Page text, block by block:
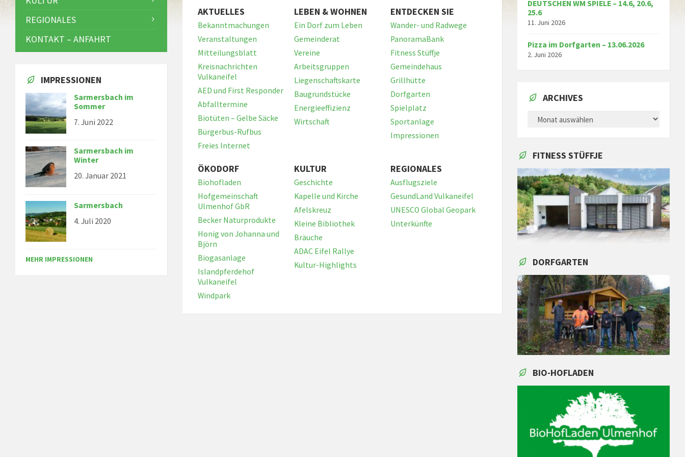
AKTUELLES
Bekanntmachungen
Veranstaltungen
Mitteilungsblatt
Kreisnachrichten
Vulkaneifel
AED und First Responder
Abfalltermine
Biotüten – Gelbe Säcke
Bürgerbus-Rufbus
Freies Internet
LEBEN & WOHNEN
Ein Dorf zum Leben
Gemeinderat
Vereine
Arbeitsgruppen
Liegenschaftskarte
Baugrundstücke
Energieeffizienz
Wirtschaft
ENTDECKEN SIE
Wander- und Radwege
PanoramaBank
Fitness Stüffje
Gemeindehaus
Grillhütte
Dorfgarten
Spielplatz
Sportanlage
Impressionen
ÖKODORF
Biohofladen
Hofgemeinschaft
Ulmenhof GbR
Becker Naturprodukte
Honig von Johanna und
Björn
Biogasanlage
Islandpferdehof
Vulkaneifel
Windpark
KULTUR
Geschichte
Kapelle und Kirche
Afelskreuz
Kleine Bibliothek
Bräuche
ADAC Eifel Rallye
Kultur-Highlights
REGIONALES
Ausflugsziele
GesundLand Vulkaneifel
UNESCO Global Geopark
Unterkünfte
REGIONALES
KONTAKT – ANFAHRT
IMPRESSIONEN
Sarmersbach im
Sommer
7. Juni 2022
Sarmersbach im
Winter
20. Januar 2021
Sarmersbach
4. Juli 2020
MEHR IMPRESSIONEN
DEUTSCHEN WM SPIELE – 14.6, 20.6,
25.6
11. Juni 2026
Pizza im Dorfgarten – 13.06.2026
2. Juni 2026
ARCHIVES
ARCHIVES
FITNESS STÜFFJE
DORFGARTEN
BIO-HOFLADEN